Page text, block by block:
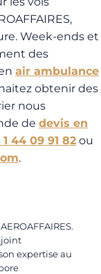
Week-ends et
des
air ambulance
obtenir des
nous
de devis en
1 44 09 91 82 ou
.
expertise au